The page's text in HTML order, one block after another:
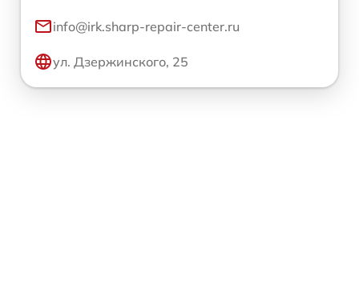
info@irk.sharp-repair-center.ru
ул. Дзержинского, 25